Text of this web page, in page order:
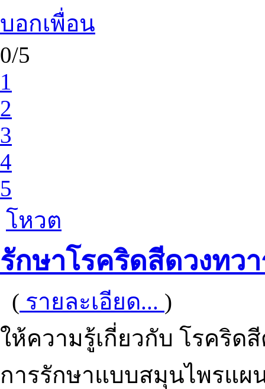
บอกเพื่อน
0/5
1
2
3
4
5
โหวต
รักษาโรคริดสีดวงท
( รายละเอียด... )
ให้ความรู้เกี่ยวกับ โรคริด
การรักษาแบบสมุนไพรแ